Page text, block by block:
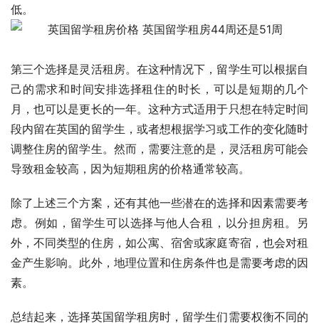
低。
第三个选择是灵活租房。在这种情况下，留学生可以根据自
己的需求和时间安排选择租住的时长，可以是短期的几个
月，也可以是更长的一年。这种方式适用于只想在特定时间
段内留在英国的留学生，或者想根据学习或工作的变化随时
调整住房的留学生。然而，需要注意的是，灵活租房可能会
导致租金较高，因为短期租房的价格通常较高。
除了上述三个方案，还有其他一些潜在的选择和因素需要考
虑。例如，留学生可以选择与他人合租，以分担房租。另
外，不同类型的住房，如公寓、宿舍或家庭寄宿，也会对租
金产生影响。此外，地理位置和住房条件也是需要考虑的因
素。
总结起来，选择英国留学租房时，留学生们需要权衡不同的